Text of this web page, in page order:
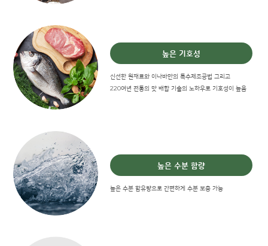
높은 기호성
신선한 원재료와 이나바만의 특수제조공법 그리고
220여년 전통의 맛 배합 기술의 노하우로 기호성이 높음
높은 수분 함량
높은 수분 함유량으로 간편하게 수분 보충 가능